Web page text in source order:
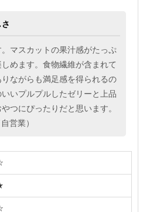
マスカットの果汁感がたっぷ
めます。食物繊維が含まれて
ながらも満足感を得られるの
いプルプルしたゼリーと上品
つにぴったりだと思います。
営業）